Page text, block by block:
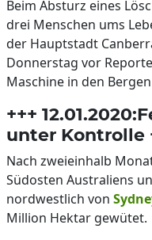
Beim Absturz eines
drei Menschen ums
der Hauptstadt
Donnerstag vor
Maschine in den
+++
unter Kontrolle
Nach zweieinhalb
Südosten Australiens
nordwestlich von
Million Hektar gewütet.